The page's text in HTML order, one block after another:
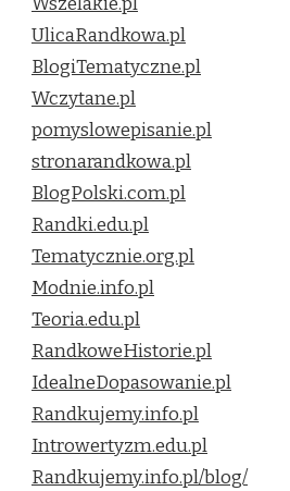
UlicaRandkowa.pl
BlogiTematyczne.pl
Wczytane.pl
pomyslowepisanie.pl
stronarandkowa.pl
BlogPolski.com.pl
Randki.edu.pl
Tematycznie.org.pl
Modnie.info.pl
Teoria.edu.pl
RandkoweHistorie.pl
IdealneDopasowanie.pl
Randkujemy.info.pl
Introwertyzm.edu.pl
Randkujemy.info.pl/blog/